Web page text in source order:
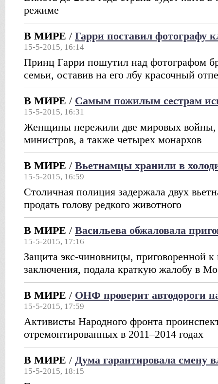
режиме
В МИРЕ / Гарри поставил фотографу
15-5-2015, 16:14
Принц Гарри пошутил над фотографом
семьи, оставив на его лбу красочный
В МИРЕ / Самым пожилым сестрам
15-5-2015, 16:31
Женщины пережили две мировых войны,
министров, а также четырех монархов
В МИРЕ / Вьетнамцы хранили в
15-5-2015, 16:59
Столичная полиция задержала двух
продать голову редкого животного
В МИРЕ / Васильева обжаловала
15-5-2015, 17:16
Защита экс-чиновницы, приговоренной
заключения, подала краткую жалобу в
В МИРЕ / ОНФ проверит автодороги
15-5-2015, 17:59
Активисты Народного фронта
отремонтированных в 2011–2014 годах
В МИРЕ / Дума гарантировала смену
15-5-2015, 18:15